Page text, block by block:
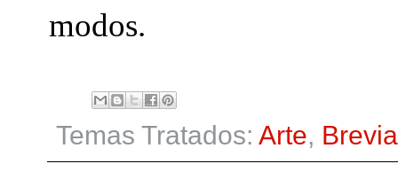
modos.
Temas Tratados: Arte,